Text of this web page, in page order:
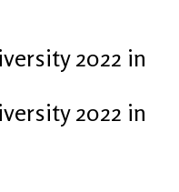
2022 in
2022 in